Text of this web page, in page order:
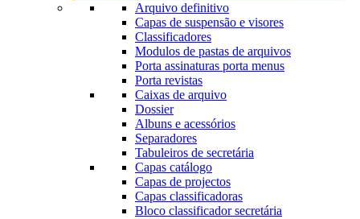
Arquivo definitivo
Capas de suspensão e visores
Classificadores
Modulos de pastas de arquivos
Porta assinaturas porta menus
Porta revistas
Caixas de arquivo
Dossier
Albuns e acessórios
Separadores
Tabuleiros de secretária
Capas catálogo
Capas de projectos
Capas classificadoras
Bloco classificador secretária